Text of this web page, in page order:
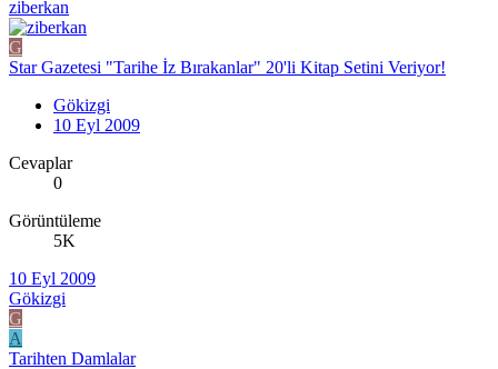
ziberkan
G
Star Gazetesi "Tarihe İz Bırakanlar" 20'li Kitap Setini Veriyor!
Gökizgi
10 Eyl 2009
Cevaplar
0
Görüntüleme
5K
10 Eyl 2009
Gökizgi
G
A
Tarihten Damlalar